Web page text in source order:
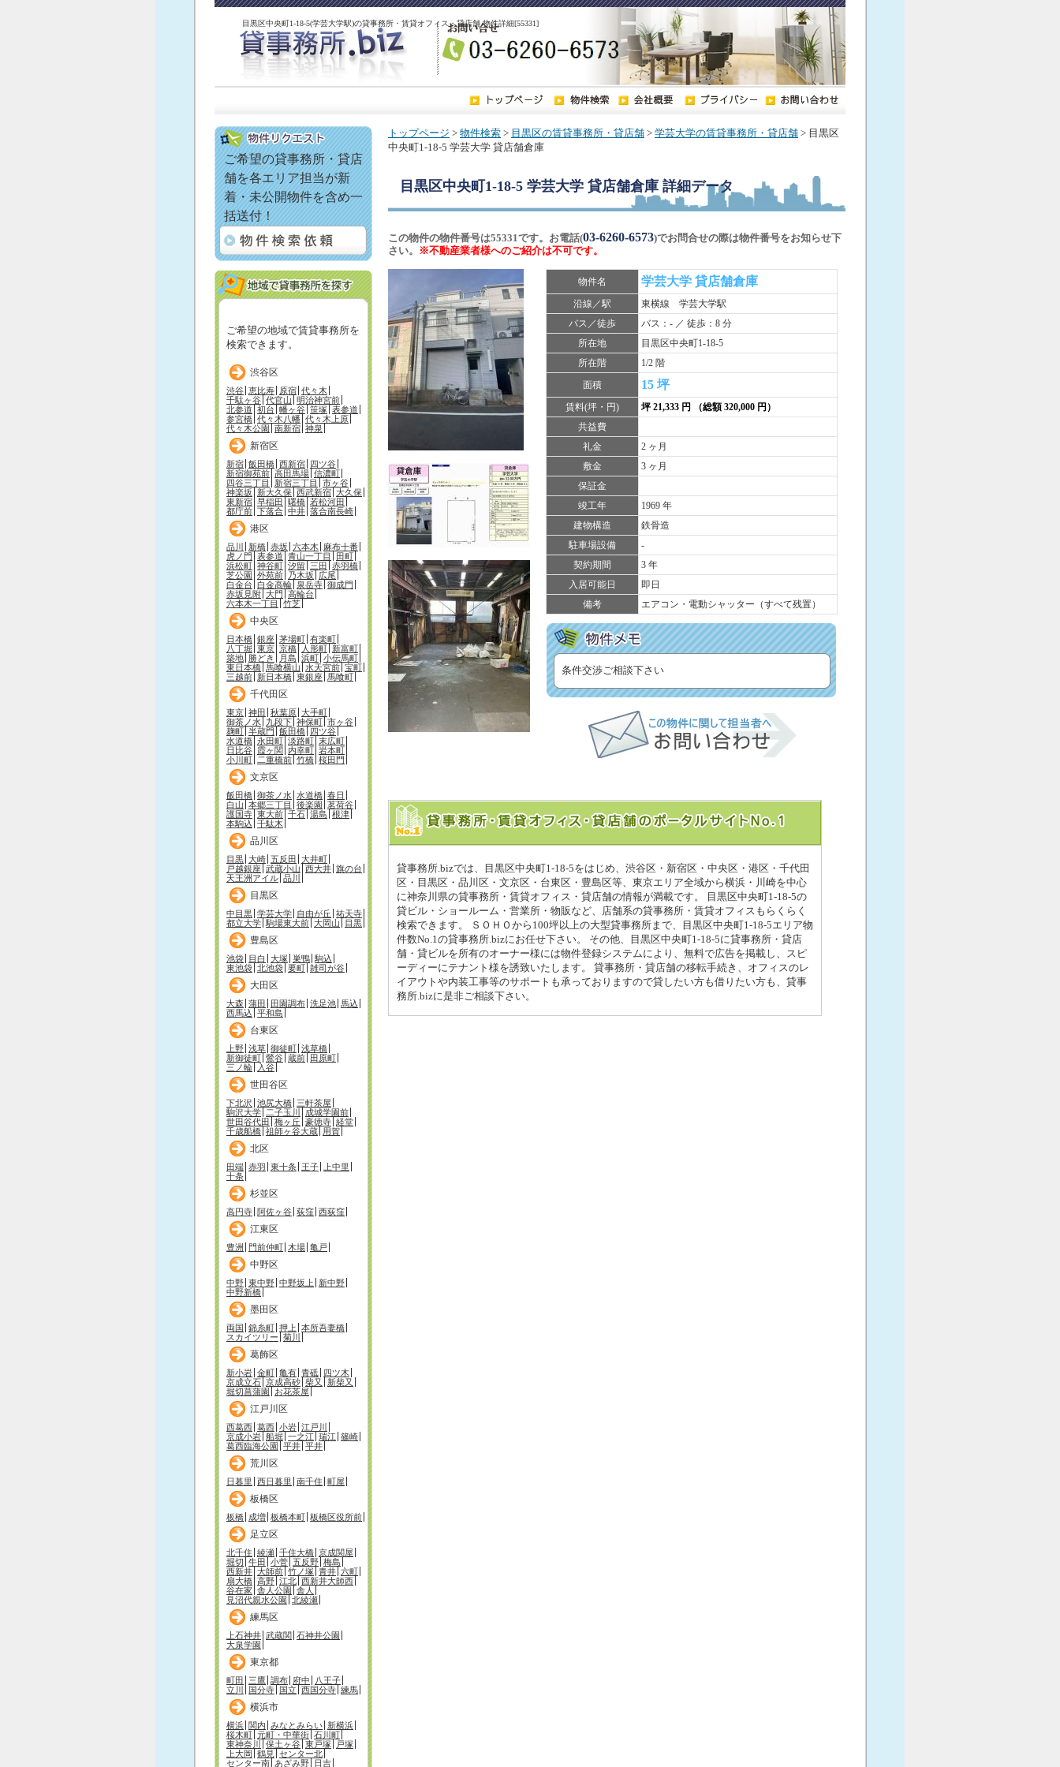
目黒区中央町1-18-5(学芸大学駅)の貸事務所・賃貸オフィス・貸店舗 物件詳細[55331]
トップページ > 物件検索 > 目黒区の賃貸事務所・貸店舗 > 学芸大学の賃貸事務所・貸店舗 > 目黒区
中央町1-18-5 学芸大学 貸店舗倉庫
目黒区中央町1-18-5 学芸大学 貸店舗倉庫 詳細データ
この物件の物件番号は55331です。お電話(03-6260-6573)でお問合せの際は物件番号をお知らせ下
さい。
※不動産業者様へのご紹介は不可です。
物件名 学芸大学 貸店舗倉庫
沿線／駅
東横線 学芸大学駅
バス／徒歩
バス：- ／ 徒歩：8 分
所在地
目黒区中央町1-18-5
所在階
1/2 階
面積
15 坪
賃料(坪・円)
坪 21,333 円 （総額 320,000 円）
共益費
礼金
2 ヶ月
敷金
3 ヶ月
保証金
竣工年
1969 年
建物構造
鉄骨造
駐車場設備
-
契約期間
3 年
入居可能日
即日
備考
エアコン・電動シャッター（すべて残置）
条件交渉ご相談下さい
貸事務所.bizでは、目黒区中央町1-18-5をはじめ、渋谷区・新宿区・中央区・港区・千代田
区・目黒区・品川区・文京区・台東区・豊島区等、東京エリア全域から横浜・川崎を中心
に神奈川県の貸事務所・賃貸オフィス・貸店舗の情報が満載です。 目黒区中央町1-18-5の
貸ビル・ショールーム・営業所・物販など、店舗系の貸事務所・賃貸オフィスもらくらく
検索できます。 ＳＯＨＯから100坪以上の大型貸事務所まで、目黒区中央町1-18-5エリア物
件数No.1の貸事務所.bizにお任せ下さい。 その他、目黒区中央町1-18-5に貸事務所・貸店
舗・貸ビルを所有のオーナー様には物件登録システムにより、無料で広告を掲載し、スピ
ーディーにテナント様を誘致いたします。 貸事務所・貸店舗の移転手続き、オフィスのレ
イアウトや内装工事等のサポートも承っておりますので貸したい方も借りたい方も、貸事
務所.bizに是非ご相談下さい。
ご希望の貸事務所・貸店
舗を各エリア担当が新
着・未公開物件を含め一
括送付！
ご希望の地域で賃貸事務所を
検索できます。
渋谷区
渋谷 恵比寿 原宿 代々木
千駄ヶ谷 代官山 明治神宮前
北参道 初台 幡ヶ谷 笹塚 表参道
参宮橋 代々木八幡 代々木上原
代々木公園
南新宿 神泉
新宿区
新宿 飯田橋 西新宿 四ツ谷
新宿御苑前 高田馬場 信濃町
四谷三丁目
新宿三丁目
市ヶ谷
神楽坂
新大久保 西武新宿 大久保
東新宿 早稲田 曙橋 若松河田
都庁前 下落合 中井 落合南長崎
港区
品川 新橋 赤坂 六本木
麻布十番
虎ノ門 表参道 青山一丁目
田町
浜松町 神谷町 汐留 三田 赤羽橋
芝公園
外苑前 乃木坂
広尾
白金台 白金高輪 泉岳寺 御成門
赤坂見附 大門 高輪台
六本木一丁目
竹芝
中央区
日本橋 銀座 茅場町 有楽町
八丁堀 東京 京橋 人形町 新富町
築地 勝どき 月島 浜町 小伝馬町
東日本橋 馬喰横山 水天宮前 宝町
三越前 新日本橋 東銀座 馬喰町
千代田区
東京 神田 秋葉原 大手町
御茶ノ水
九段下 神保町 市ヶ谷
麹町 半蔵門 飯田橋 四ツ谷
水道橋 永田町 淡路町 末広町
日比谷 霞ヶ関 内幸町 岩本町
小川町 二重橋前 竹橋 桜田門
文京区
飯田橋 御茶ノ水 水道橋 春日
白山 本郷三丁目 後楽園
茗荷谷
護国寺 東大前 千石 湯島 根津
本駒込 千駄木
品川区
目黒 大崎 五反田 大井町
戸越銀座 武蔵小山 西大井 旗の台
天王洲アイル 品川
目黒区
中目黒 学芸大学 自由が丘 祐天寺
都立大学 駒場東大前 大岡山 目黒
豊島区
池袋 目白 大塚 巣鴨 駒込
東池袋 北池袋 要町 雑司が谷
大田区
大森 蒲田 田園調布 洗足池 馬込
西馬込 平和島
台東区
上野 浅草 御徒町 浅草橋
新御徒町 鶯谷 蔵前 田原町
三ノ輪
入谷
世田谷区
下北沢 池尻大橋 三軒茶屋
駒沢大学 二子玉川
成城学園前
世田谷代田 梅ヶ丘 豪徳寺 経堂
千歳船橋 祖師ヶ谷大蔵 用賀
北区
田端 赤羽 東十条 王子
上中里
十条
杉並区
高円寺 阿佐ヶ谷 荻窪 西荻窪
江東区
豊洲 門前仲町 木場 亀戸
中野区
中野 東中野 中野坂上
新中野
中野新橋
墨田区
両国 錦糸町 押上 本所吾妻橋
スカイツリー 菊川
葛飾区
新小岩 金町 亀有 青砥
四ツ木
京成立石 京成高砂 柴又
新柴又
堀切菖蒲園
お花茶屋
江戸川区
西葛西 葛西 小岩 江戸川
京成小岩 船堀 一之江 瑞江 篠崎
葛西臨海公園
平井 平井
荒川区
日暮里 西日暮里 南千住 町屋
板橋区
板橋 成増 板橋本町 板橋区役所前
足立区
北千住 綾瀬 千住大橋 京成関屋
堀切 牛田 小菅 五反野 梅島
西新井 大師前 竹ノ塚 青井 六町
扇大橋 高野 江北 西新井大師西
谷在家 舎人公園
舎人
見沼代親水公園
北綾瀬
練馬区
上石神井 武蔵関 石神井公園
大泉学園
東京都
町田 三鷹 調布 府中
八王子
立川
国分寺 国立 西国分寺 練馬
横浜市
横浜 関内 みなとみらい 新横浜
桜木町 元町・中華街 石川町
東神奈川
保土ヶ谷 東戸塚
戸塚
上大岡 鶴見
センター北
センター南 あざみ野 日吉